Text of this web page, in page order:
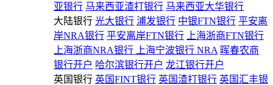
亚银行 马来西亚渣打银行 马来西亚大华银行
大陆银行 光大银行 浦发银行 中银FTN银行 平安离
岸NRA银行 平安离岸FTN银行
上海浙商FTN银行
上海浙商NRA银行
上海宁波银行 NRA 晖春农商
银行开户 哈尔滨银行开户 龙江银行开户
英国银行 英国FINT银行 英国渣打银行 英国汇丰银